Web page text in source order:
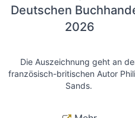
Deutschen
2026
Die Auszeichnung geht an
französisch-britischen Autor
Sands.